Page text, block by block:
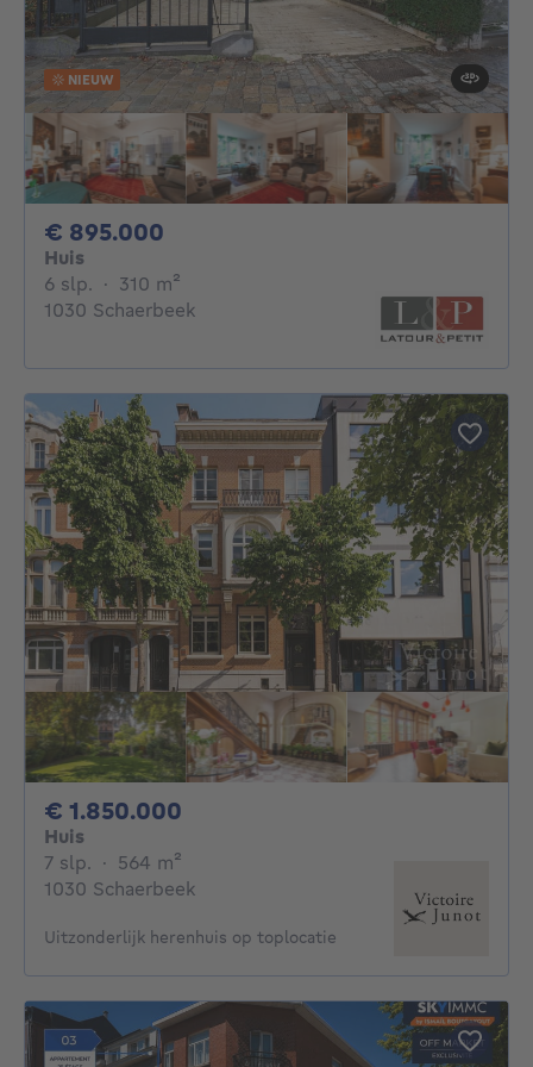
NIEUW
€ 895.000
Huis
6 slp. 6 slaapkamers
· 310 m²
1030 Schaerbeek
€ 1.850.000
Huis
7 slp. 7 slaapkamers
· 564 m²
1030 Schaerbeek
Uitzonderlijk herenhuis op toplocatie